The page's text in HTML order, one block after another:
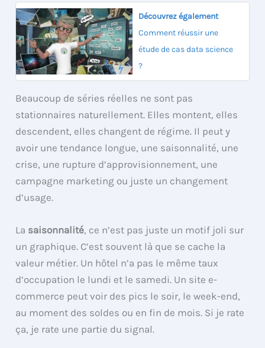
Découvrez également
Comment réussir une
étude de cas data science
?
Beaucoup de séries réelles ne sont pas
stationnaires naturellement. Elles montent, elles
descendent, elles changent de régime. Il peut y
avoir une tendance longue, une saisonnalité, une
crise, une rupture d’approvisionnement, une
campagne marketing ou juste un changement
d’usage.
La saisonnalité, ce n’est pas juste un motif joli sur
un graphique. C’est souvent là que se cache la
valeur métier. Un hôtel n’a pas le même taux
d’occupation le lundi et le samedi. Un site e-
commerce peut voir des pics le soir, le week-end,
au moment des soldes ou en fin de mois. Si je rate
ça, je rate une partie du signal.